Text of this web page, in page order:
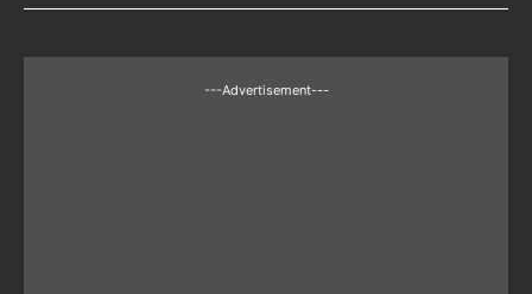
---Advertisement---